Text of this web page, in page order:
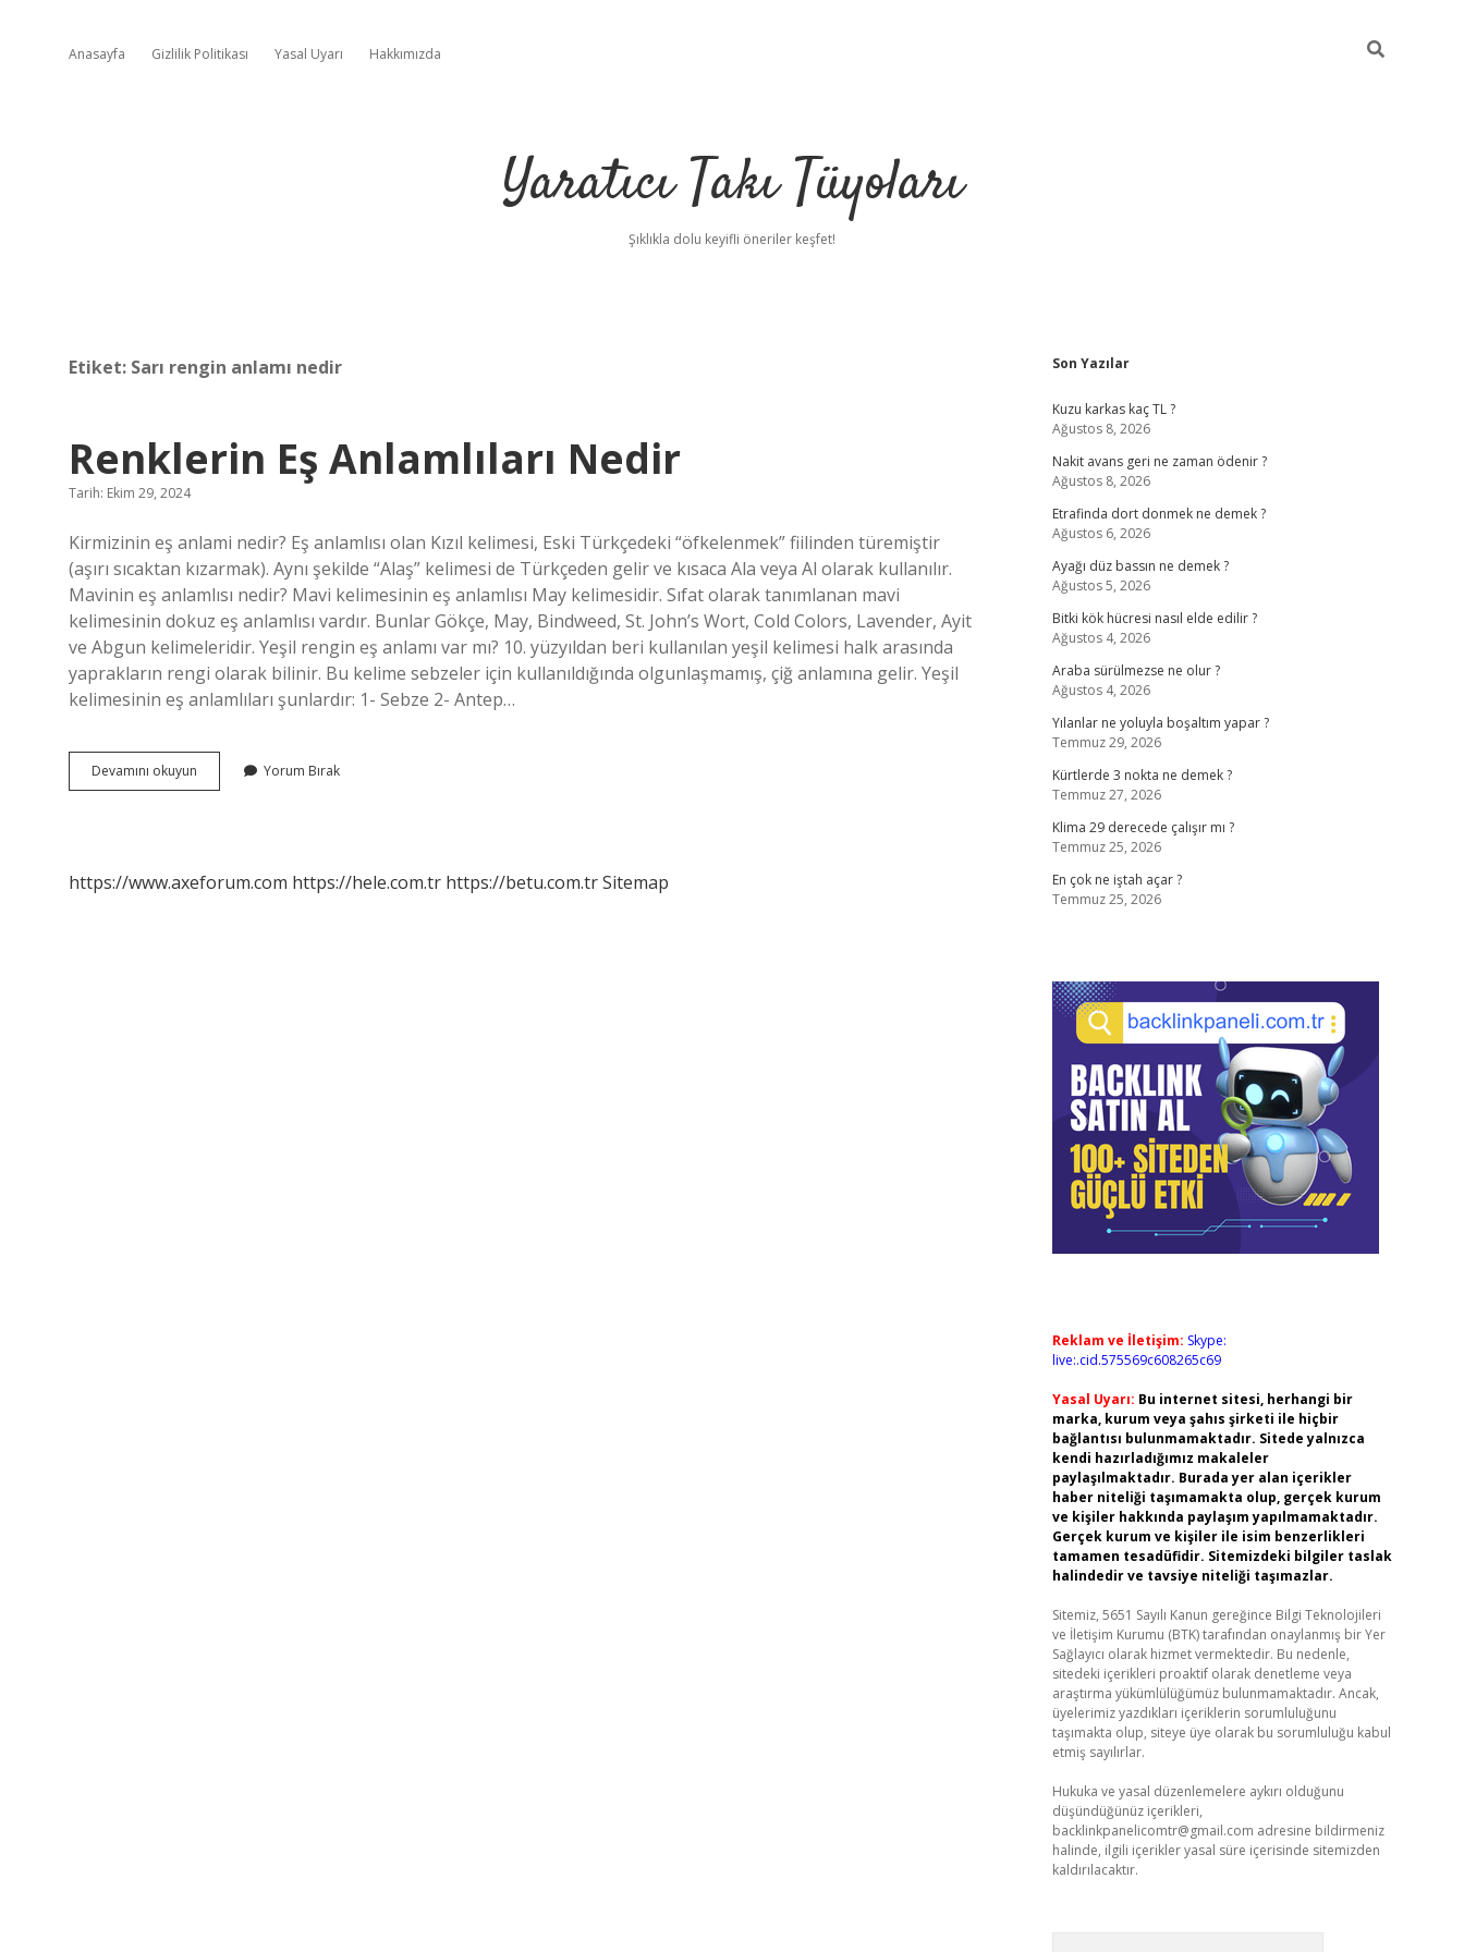
Anasayfa Gizlilik Politikası Yasal Uyarı Hakkımızda
Yaratıcı Takı Tüyoları
Şıklıkla dolu keyifli öneriler keşfet!
Etiket: Sarı rengin anlamı nedir
Renklerin Eş Anlamlıları Nedir
Tarih: Ekim 29, 2024
Kirmizinin eş anlami nedir? Eş anlamlısı olan Kızıl kelimesi, Eski Türkçedeki “öfkelenmek” fiilinden türemiştir
(aşırı sıcaktan kızarmak). Aynı şekilde “Alaş” kelimesi de Türkçeden gelir ve kısaca Ala veya Al olarak kullanılır.
Mavinin eş anlamlısı nedir? Mavi kelimesinin eş anlamlısı May kelimesidir. Sıfat olarak tanımlanan mavi
kelimesinin dokuz eş anlamlısı vardır. Bunlar Gökçe, May, Bindweed, St. John’s Wort, Cold Colors, Lavender, Ayit
ve Abgun kelimeleridir. Yeşil rengin eş anlamı var mı? 10. yüzyıldan beri kullanılan yeşil kelimesi halk arasında
yaprakların rengi olarak bilinir. Bu kelime sebzeler için kullanıldığında olgunlaşmamış, çiğ anlamına gelir. Yeşil
kelimesinin eş anlamlıları şunlardır: 1- Sebze 2- Antep…
Devamını okuyun Renklerin
Eş
Yorum Bırak
https://www.axeforum.com https://hele.com.tr https://betu.com.trSitemap
Sidebar
Son Yazılar
Kuzu karkas kaç TL ?
Ağustos 8, 2026
Nakit avans geri ne zaman ödenir ?
Ağustos 8, 2026
Etrafinda dort donmek ne demek ?
Ağustos 6, 2026
Ayağı düz bassın ne demek ?
Ağustos 5, 2026
Bitki kök hücresi nasıl elde edilir ?
Ağustos 4, 2026
Araba sürülmezse ne olur ?
Ağustos 4, 2026
Yılanlar ne yoluyla boşaltım yapar ?
Temmuz 29, 2026
Kürtlerde 3 nokta ne demek ?
Temmuz 27, 2026
Klima 29 derecede çalışır mı ?
Temmuz 25, 2026
En çok ne iştah açar ?
Temmuz 25, 2026
Reklam ve İletişim: Skype:
live:.cid.575569c608265c69
Yasal Uyarı: Bu internet sitesi, herhangi bir
marka, kurum veya şahıs şirketi ile hiçbir
bağlantısı bulunmamaktadır. Sitede yalnızca
kendi hazırladığımız makaleler
paylaşılmaktadır. Burada yer alan içerikler
haber niteliği taşımamakta olup, gerçek kurum
ve kişiler hakkında paylaşım yapılmamaktadır.
Gerçek kurum ve kişiler ile isim benzerlikleri
tamamen tesadüfidir. Sitemizdeki bilgiler taslak
halindedir ve tavsiye niteliği taşımazlar.
Sitemiz, 5651 Sayılı Kanun gereğince Bilgi Teknolojileri
ve İletişim Kurumu (BTK) tarafından onaylanmış bir Yer
Sağlayıcı olarak hizmet vermektedir. Bu nedenle,
sitedeki içerikleri proaktif olarak denetleme veya
araştırma yükümlülüğümüz bulunmamaktadır. Ancak,
üyelerimiz yazdıkları içeriklerin sorumluluğunu
taşımakta olup, siteye üye olarak bu sorumluluğu kabul
etmiş sayılırlar.
Hukuka ve yasal düzenlemelere aykırı olduğunu
düşündüğünüz içerikleri,
backlinkpanelicomtr@gmail.com adresine bildirmeniz
halinde, ilgili içerikler yasal süre içerisinde sitemizden
kaldırılacaktır.